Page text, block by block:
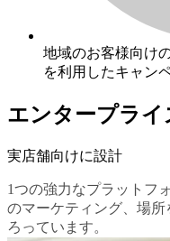
地域のお客様向け
を利用したキャン
エンタープライ
実店舗向けに設計
1つの強力なプラットフ
のマーケティング、場
ろっています。